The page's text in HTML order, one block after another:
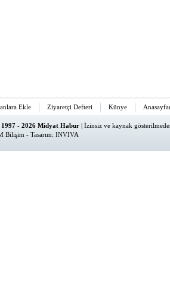
Ekle Ziyaretçi Defteri Künye
1997 - 2026 Midyat Habur | İzinsiz ve kaynak
Bilişim - Tasarım: INVIVA